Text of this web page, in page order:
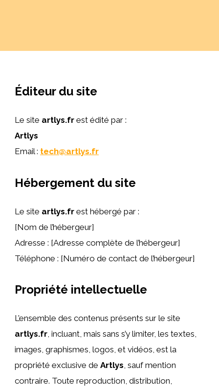
Éditeur du site
Le site artlys.fr est édité par :
Artlys
Email : tech@artlys.fr
Hébergement du site
Le site artlys.fr est hébergé par :
[Nom de l’hébergeur]
Adresse : [Adresse complète de l’hébergeur]
Téléphone : [Numéro de contact de l’hébergeur]
Propriété intellectuelle
L’ensemble des contenus présents sur le site
artlys.fr, incluant, mais sans s’y limiter, les textes,
images, graphismes, logos, et vidéos, est la
propriété exclusive de Artlys, sauf mention
contraire. Toute reproduction, distribution,